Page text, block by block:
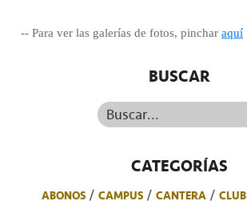
-- Para ver las galerías de fotos, pinchar aquí
BUSCAR
Buscar...
CATEGORÍAS
ABONOS CAMPUS CANTERA CLUB